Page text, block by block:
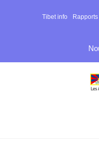
Tibet info Rapports